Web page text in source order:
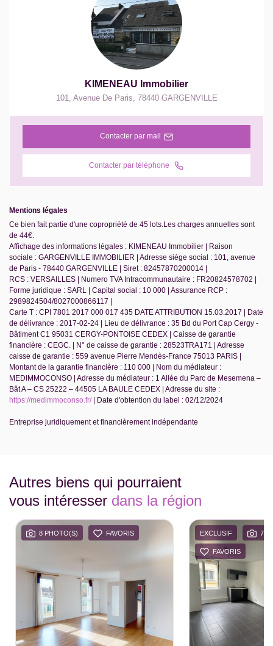
KIMENEAU Immobilier
101, Avenue De Paris, 78440 GARGENVILLE
Contacter par mail
Contacter par téléphone
Mentions légales
Ce bien fait partie d'une copropriété de 45 lots.Les charges annuelles sont
de 44€.
Affichage des informations légales : KIMENEAU Immobilier | Raison
sociale : GARGENVILLE IMMOBILIER | Adresse siège social : 101, avenue
de Paris - 78440 GARGENVILLE | Siret : 82457870200014 |
RCS : VERSAILLES | Numero TVA Intracommunautaire : FR20824578702 |
Forme juridique : SARL | Capital social : 10 000 | Assurance RCP :
2989824504/8027000866117 |
Carte T : CPI 7801 2017 000 017 435 DATE ATTRIBUTION 15.03.2017 | Date
de délivrance : 2017-02-24 | Lieu de délivrance : 35 Bd du Port Cap Cergy -
Bâtiment C1 95031 CERGY-PONTOISE CEDEX | Caisse de garantie
financière : CEGC. | N° de caisse de garantie : 28523TRA171 | Adresse
caisse de garantie : 559 avenue Pierre Mendès-France 75013 PARIS |
Montant de la garantie financière : 110 000 | Nom du médiateur :
MEDIMMOCONSO | Adresse du médiateur : 1 Allée du Parc de Mesemena –
Bât A – CS 25222 – 44505 LA BAULE CEDEX | Adresse du site :
https://medimmoconso.fr/| Date d'obtention du label : 02/12/2024
Entreprise juridiquement et financièrement indépendante
Autres biens qui pourraient
vous intéresser dans la région
8 PHOTO(S) FAVORIS EXCLUSIF 7
FAVORIS